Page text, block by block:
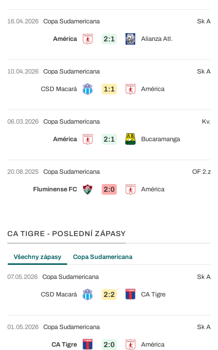
16.04.2026
América 2:1 Alianza Atl.
Copa Sudamericana Sk A
10.04.2026
CSD Macará 1:1 América
Copa Sudamericana Sk A
06.03.2026
América 2:1 Bucaramanga
Copa Sudamericana Kv.
20.08.2025
Fluminense FC 2:0 América
Copa Sudamericana OF 2.z
CA TIGRE - POSLEDNÍ ZÁPASY
Všechny zápasy Copa Sudamericana
07.05.2026
CSD Macará 2:2 CA Tigre
Copa Sudamericana Sk A
01.05.2026
CA Tigre 2:0 América
Copa Sudamericana Sk A